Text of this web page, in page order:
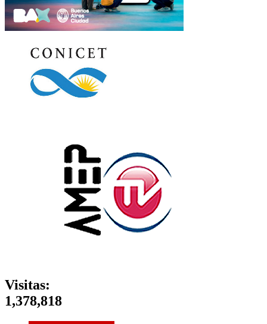
Visitas:
1,378,818